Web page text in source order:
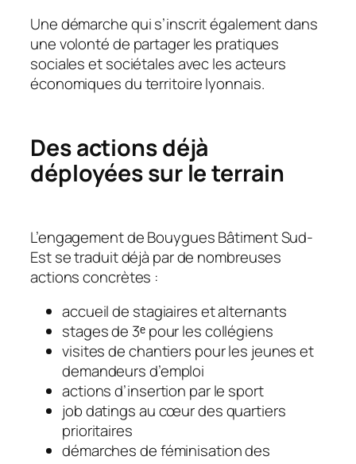
Une démarche qui s’inscrit également dans
une volonté de partager les pratiques
sociales et sociétales avec les acteurs
économiques du territoire lyonnais.
Des actions déjà
déployées sur le terrain
L’engagement de Bouygues Bâtiment Sud-
Est se traduit déjà par de nombreuses
actions concrètes :
accueil de stagiaires et alternants
stages de 3ᵉ pour les collégiens
visites de chantiers pour les jeunes et
demandeurs d’emploi
actions d’insertion par le sport
job datings au cœur des quartiers
prioritaires
démarches de féminisation des